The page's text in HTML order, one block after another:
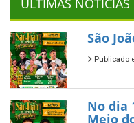
ÚLTIMAS NOTÍCIAS
São
Publicado
No dia
Meio